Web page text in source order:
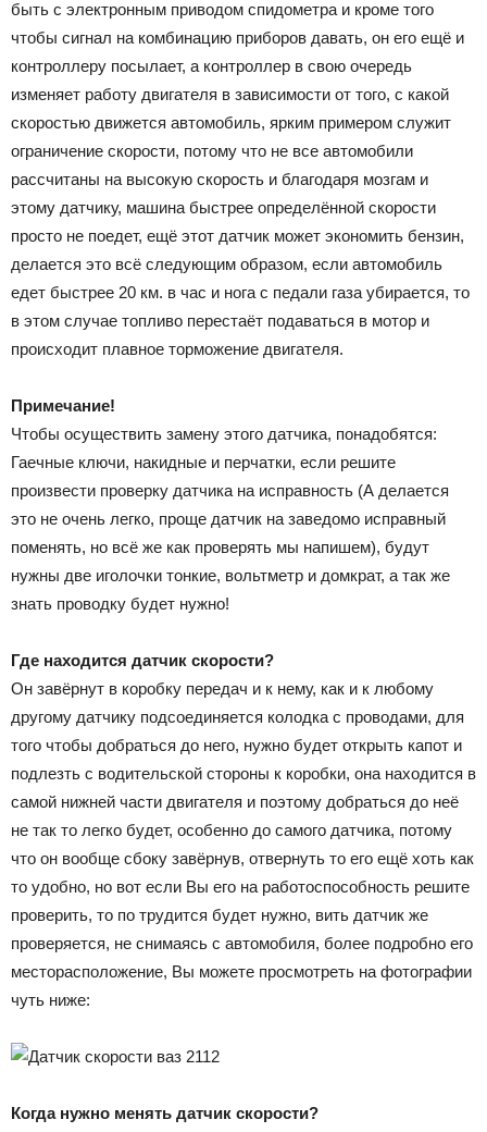
быть с электронным приводом спидометра и кроме того
чтобы сигнал на комбинацию приборов давать, он его ещё и
контроллеру посылает, а контроллер в свою очередь
изменяет работу двигателя в зависимости от того, с какой
скоростью движется автомобиль, ярким примером служит
ограничение скорости, потому что не все автомобили
рассчитаны на высокую скорость и благодаря мозгам и
этому датчику, машина быстрее определённой скорости
просто не поедет, ещё этот датчик может экономить бензин,
делается это всё следующим образом, если автомобиль
едет быстрее 20 км. в час и нога с педали газа убирается, то
в этом случае топливо перестаёт подаваться в мотор и
происходит плавное торможение двигателя.
Примечание!
Чтобы осуществить замену этого датчика, понадобятся:
Гаечные ключи, накидные и перчатки, если решите
произвести проверку датчика на исправность (А делается
это не очень легко, проще датчик на заведомо исправный
поменять, но всё же как проверять мы напишем), будут
нужны две иголочки тонкие, вольтметр и домкрат, а так же
знать проводку будет нужно!
Где находится датчик скорости?
Он завёрнут в коробку передач и к нему, как и к любому
другому датчику подсоединяется колодка с проводами, для
того чтобы добраться до него, нужно будет открыть капот и
подлезть с водительской стороны к коробки, она находится в
самой нижней части двигателя и поэтому добраться до неё
не так то легко будет, особенно до самого датчика, потому
что он вообще сбоку завёрнув, отвернуть то его ещё хоть как
то удобно, но вот если Вы его на работоспособность решите
проверить, то по трудится будет нужно, вить датчик же
проверяется, не снимаясь с автомобиля, более подробно его
месторасположение, Вы можете просмотреть на фотографии
чуть ниже:
Когда нужно менять датчик скорости?